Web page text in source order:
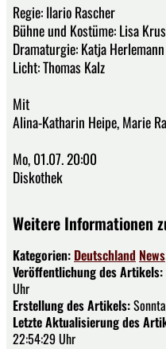
Regie: Ilario Rascher
Bühne und Kostüme: Lisa
Dramaturgie: Katja Herlemann
Licht: Thomas Kalz
Mit
Alina-Katharin Heipe, Marie
Mo, 01.07. 20:00
Diskothek
Weitere Informationen
Kategorien: Deutschland News
Veröffentlichung des Artikels:
Uhr
Erstellung des Artikels:
Letzte Aktualisierung des
22:54:29 Uhr